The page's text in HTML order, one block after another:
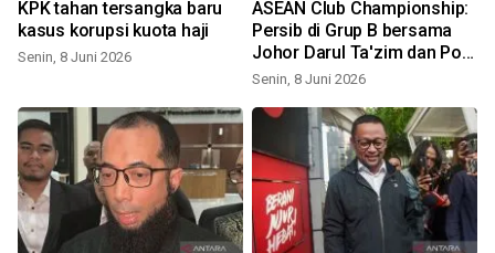
KPK tahan tersangka baru
kasus korupsi kuota haji
Senin, 8 Juni 2026
ASEAN Club Championship:
Persib di Grup B bersama
Johor Darul Ta'zim dan Port
FC
Senin, 8 Juni 2026